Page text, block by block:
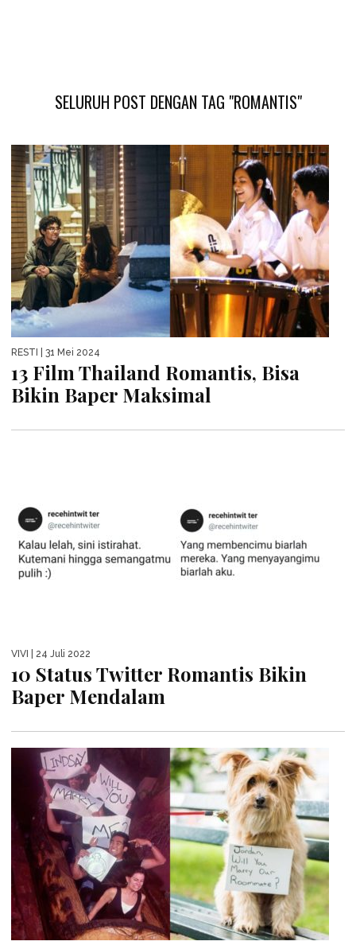
SELURUH POST DENGAN TAG "ROMANTIS"
RESTI | 31 Mei 2024
13 Film Thailand Romantis, Bisa
Bikin Baper Maksimal
VIVI | 24 Juli 2022
10 Status Twitter Romantis Bikin
Baper Mendalam